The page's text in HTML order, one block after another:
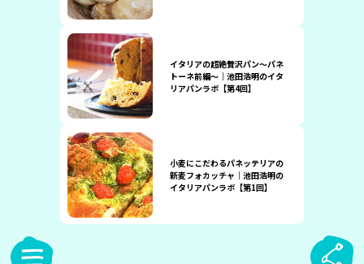
イタリアの超絶贅沢パン〜パネ
トーネ前編〜｜池田浩明のイタ
リアパンラボ【第4回】
小麦にこだわるパネッテリアの
新麦フォカッチャ｜池田浩明の
イタリアパンラボ【第1回】